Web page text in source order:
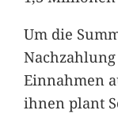
Um die
Einnahmen
ihnen plant